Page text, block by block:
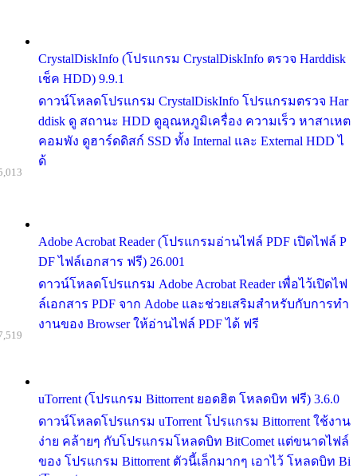
CrystalDiskInfo (โปรแกรม CrystalDiskInfo ตรวจ Harddisk
เช็ค HDD) 9.9.1
ดาวน์โหลดโปรแกรม CrystalDiskInfo โปรแกรมตรวจ Har
ddisk ดู สถานะ HDD ดูอุณหภูมิเครื่อง ความเร็ว หาสาเหต
คอมพัง ดูฮาร์ดดิสก์ SSD ทั้ง Internal และ External HDD ไ
ด้
Adobe Acrobat Reader (โปรแกรมอ่านไฟล์ PDF เปิดไฟล์ P
DF ไฟล์เอกสาร ฟรี) 26.001
ดาวน์โหลดโปรแกรม Adobe Acrobat Reader เพื่อไว้เปิดไฟ
ล์เอกสาร PDF จาก Adobe และช่วยเสริมสำหรับกับการทำ
งานของ Browser ให้อ่านไฟล์ PDF ได้ ฟรี
uTorrent (โปรแกรม Bittorrent ยอดฮิต โหลดบิท ฟรี) 3.6.0
ดาวน์โหลดโปรแกรม uTorrent โปรแกรม Bittorrent ใช้งาน
ง่าย คล้ายๆ กับโปรแกรมโหลดบิท BitComet แต่ขนาดไฟล์
ของ โปรแกรม Bittorrent ตัวนี้เล็กมากๆ เอาไว้ โหลดบิท Bi